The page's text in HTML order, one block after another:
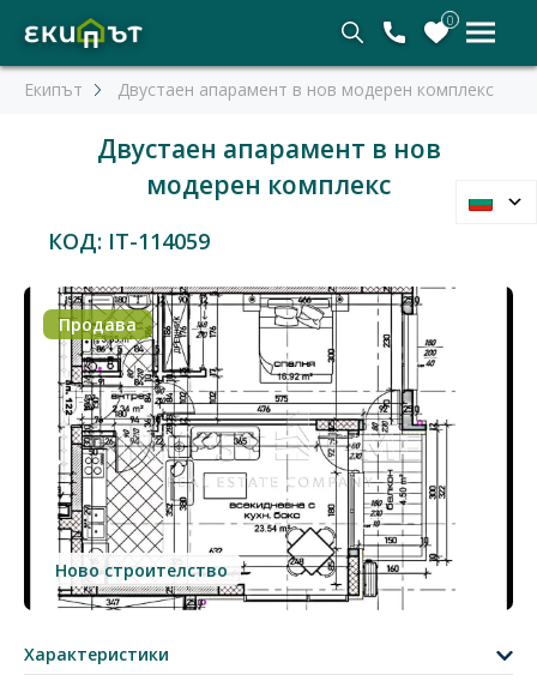
0
Екипът Двустаен апарамент в нов модерен комплекс
Двустаен апарамент в нов
модерен комплекс
КОД: IT-114059
Продава
Ново строителство
Характеристики